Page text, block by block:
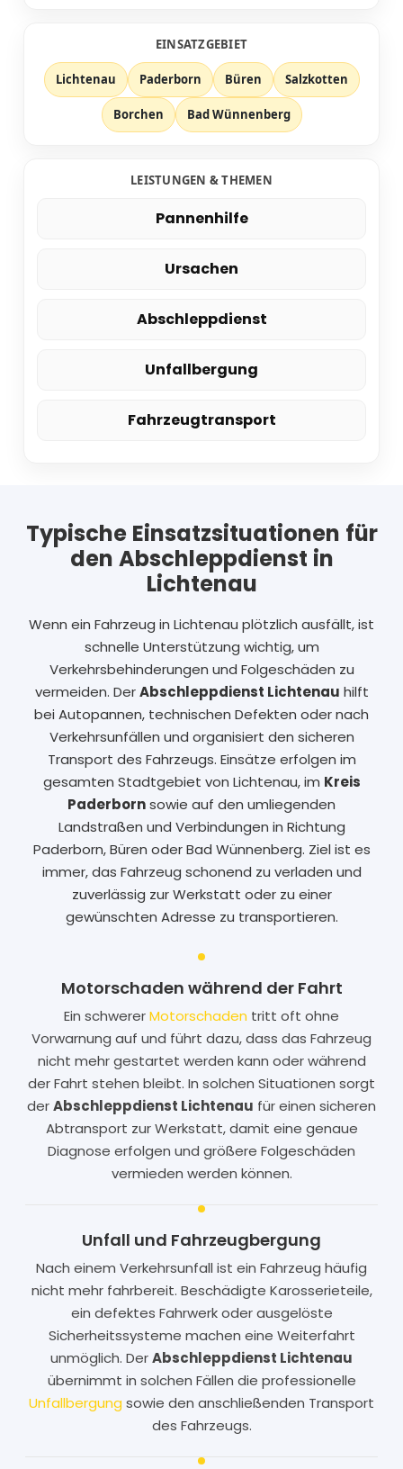
EINSATZGEBIET
Lichtenau Paderborn Büren Salzkotten
Borchen Bad Wünnenberg
LEISTUNGEN & THEMEN
Pannenhilfe
Ursachen
Abschleppdienst
Unfallbergung
Fahrzeugtransport
Typische Einsatzsituationen für
den Abschleppdienst in
Lichtenau
Wenn ein Fahrzeug in Lichtenau plötzlich ausfällt, ist
schnelle Unterstützung wichtig, um
Verkehrsbehinderungen und Folgeschäden zu
vermeiden. DerAbschleppdienst Lichtenau hilft
bei Autopannen, technischen Defekten oder nach
Verkehrsunfällen und organisiert den sicheren
Transport des Fahrzeugs. Einsätze erfolgen im
gesamten Stadtgebiet von Lichtenau, im Kreis
Paderbornsowie auf den umliegenden
Landstraßen und Verbindungen in Richtung
Paderborn, Büren oder Bad Wünnenberg. Ziel ist es
immer, das Fahrzeug schonend zu verladen und
zuverlässig zur Werkstatt oder zu einer
gewünschten Adresse zu transportieren.
Motorschaden während der Fahrt
Ein schwererMotorschaden tritt oft ohne
Vorwarnung auf und führt dazu, dass das Fahrzeug
nicht mehr gestartet werden kann oder während
der Fahrt stehen bleibt. In solchen Situationen sorgt
derAbschleppdienst Lichtenau für einen sicheren
Abtransport zur Werkstatt, damit eine genaue
Diagnose erfolgen und größere Folgeschäden
vermieden werden können.
Unfall und Fahrzeugbergung
Nach einem Verkehrsunfall ist ein Fahrzeug häufig
nicht mehr fahrbereit. Beschädigte Karosserieteile,
ein defektes Fahrwerk oder ausgelöste
Sicherheitssysteme machen eine Weiterfahrt
unmöglich. DerAbschleppdienst Lichtenau
übernimmt in solchen Fällen die professionelle
Unfallbergungsowie den anschließenden Transport
des Fahrzeugs.